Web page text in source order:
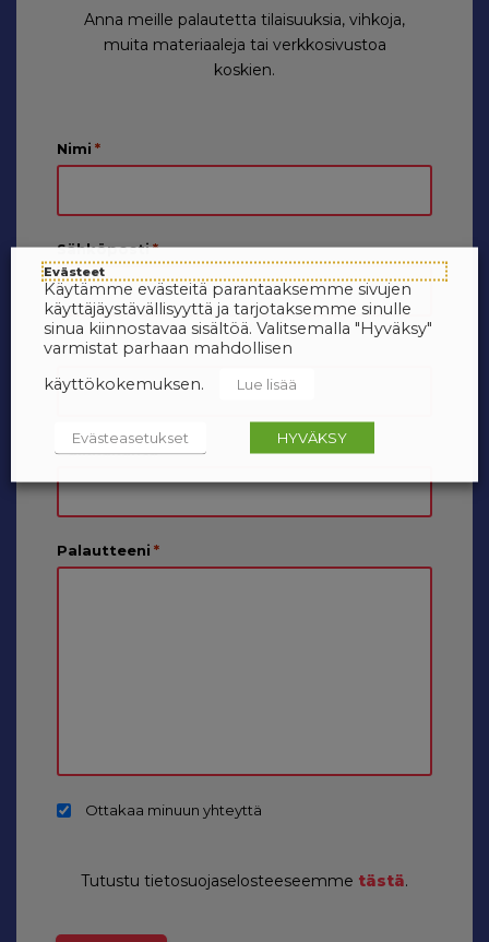
Anna meille palautetta tilaisuuksia, vihkoja,
muita materiaaleja tai verkkosivustoa
koskien.
Nimi *
Sähköposti *
Puhelin
Paikkakunta
Palautteeni *
Ottakaa minuun yhteyttä
Tutustu tietosuojaselosteeseemme tästä.
Evästeet
Käytämme evästeitä parantaaksemme sivujen
käyttäjäystävällisyyttä ja tarjotaksemme sinulle
sinua kiinnostavaa sisältöä. Valitsemalla "Hyväksy"
varmistat parhaan mahdollisen
käyttökokemuksen.
Lue lisää
Evästeasetukset HYVÄKSY